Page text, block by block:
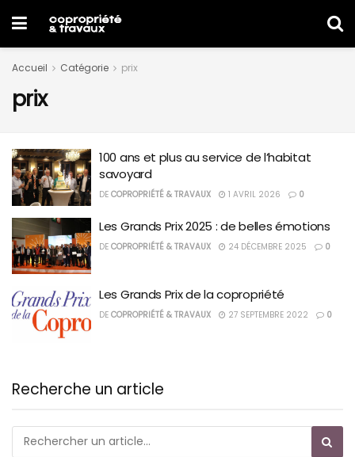
Accueil Catégorie prix
prix
100 ans et plus au service de l’habitat
savoyard
DE COPROPRIÉTÉ & TRAVAUX 1 AVRIL 2026 0
Les Grands Prix 2025 : de belles émotions
DE COPROPRIÉTÉ & TRAVAUX 24 DÉCEMBRE 2025 0
Les Grands Prix de la copropriété
DE COPROPRIÉTÉ & TRAVAUX 27 SEPTEMBRE 2022 0
Recherche un article